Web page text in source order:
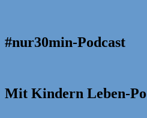
#nur30min-Podcast
Mit Kindern Leben-